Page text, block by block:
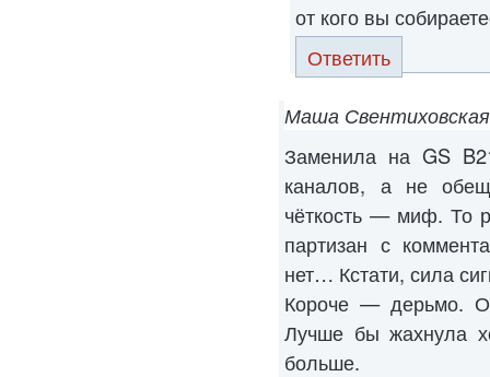
от кого вы
Ответить
Маша
Заменила на GS
каналов, а не
чёткость — миф. То
партизан с
нет… Кстати, сила
Короче — дерьмо.
Лучше бы жахнула
больше.